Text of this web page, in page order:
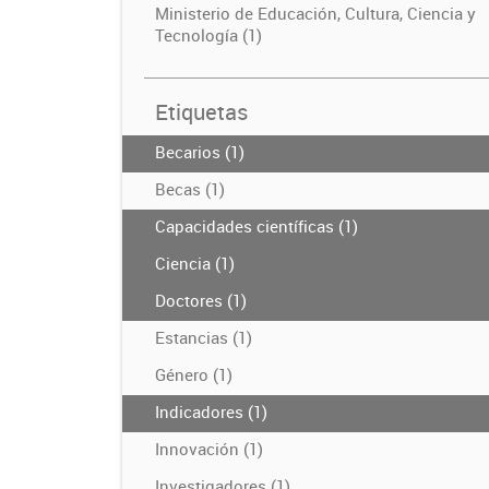
Ministerio de Educación, Cultura, Ciencia y
Tecnología (1)
Etiquetas
Becarios (1)
Becas (1)
Capacidades científicas (1)
Ciencia (1)
Doctores (1)
Estancias (1)
Género (1)
Indicadores (1)
Innovación (1)